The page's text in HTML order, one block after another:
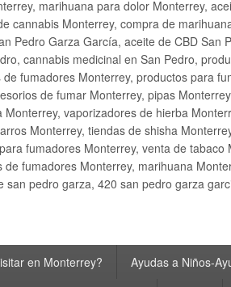
marihuana para dolor Monterrey,
cannabis Monterrey, compra de
Pedro Garza García, aceite de CBD San
cannabis medicinal en San Pedro,
fumadores Monterrey, productos para
de fumar Monterrey, pipas
vaporizadores de hierba
Monterrey, tiendas de shisha
fumadores Monterrey, venta de
fumadores Monterrey, marihuana
pedro garza, 420 san pedro garza
en Monterrey? Ayudas a Niños-